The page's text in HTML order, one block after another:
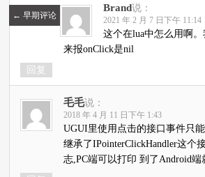
← 早期评论
Brand说：
2021 年 2 月 7 日下午 11:14
这个在lua中怎么用啊
来报onClick是nil
回复
毛毛说：
2018 年 4 月 11 日下午 1:43
UGUI里使用点击的接口事件只
继承了IPointerClickHandler这个
志,PC端可以打印 到了Android端